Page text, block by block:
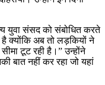
युवा संसद को संबोधित करते
क्योंकि अब तो लड़कियों ने
टूट रही है।” उन्होंने
बात नहीं कर रहा जो यहां